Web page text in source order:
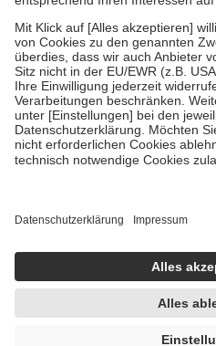
stärken und die besondere
fallenkeine Zuzahlungenan bei:
• Kindern und Jugendlichen bis
mit Ausnahme der Fahrkosten
• Untersuchungen zur Vorsorge
GKV getragen werden
• empfohlenen Schutzimpfungen
• Harn- und Blutteststreifen
getroffen, um sicherzustellen, dass
https://help.etrusted.com/hc/de/
Einige Bilder und Inhalte wurden